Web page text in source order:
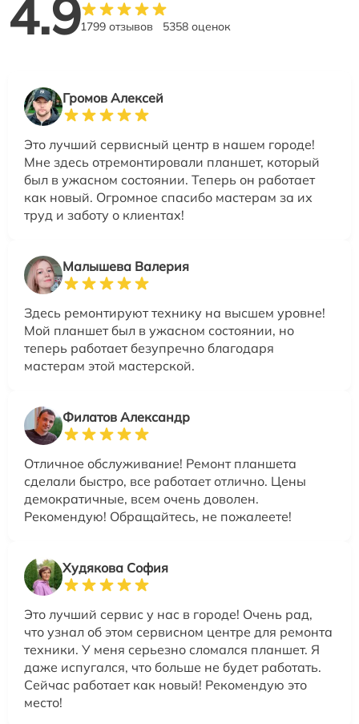
4.91799 отзывов 5358 оценок
Громов Алексей
Это лучший сервисный центр в нашем городе!
Мне здесь отремонтировали планшет, который
был в ужасном состоянии. Теперь он работает
как новый. Огромное спасибо мастерам за их
труд и заботу о клиентах!
Малышева Валерия
Здесь ремонтируют технику на высшем уровне!
Мой планшет был в ужасном состоянии, но
теперь работает безупречно благодаря
мастерам этой мастерской.
Филатов Александр
Отличное обслуживание! Ремонт планшета
сделали быстро, все работает отлично. Цены
демократичные, всем очень доволен.
Рекомендую! Обращайтесь, не пожалеете!
Худякова София
Это лучший сервис у нас в городе! Очень рад,
что узнал об этом сервисном центре для ремонта
техники. У меня серьезно сломался планшет. Я
даже испугался, что больше не будет работать.
Сейчас работает как новый! Рекомендую это
место!